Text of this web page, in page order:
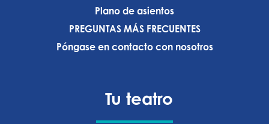
Plano de asientos
PREGUNTAS MÁS FRECUENTES
Póngase en contacto con nosotros
Tu teatro